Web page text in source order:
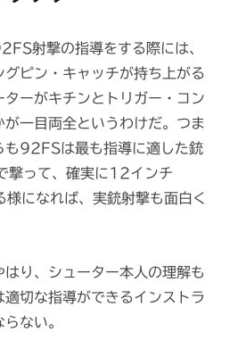
射撃の指導をする際には、
ピン・キャッチが持ち上がる
ーがキチンとトリガー・コン
が一目両全というわけだ。つま
も92FSは最も指導に適した銃
って、確実に12インチ
になれば、実銃射撃も面白く
り、シューター本人の理解も
切な指導ができるインストラ
ない。